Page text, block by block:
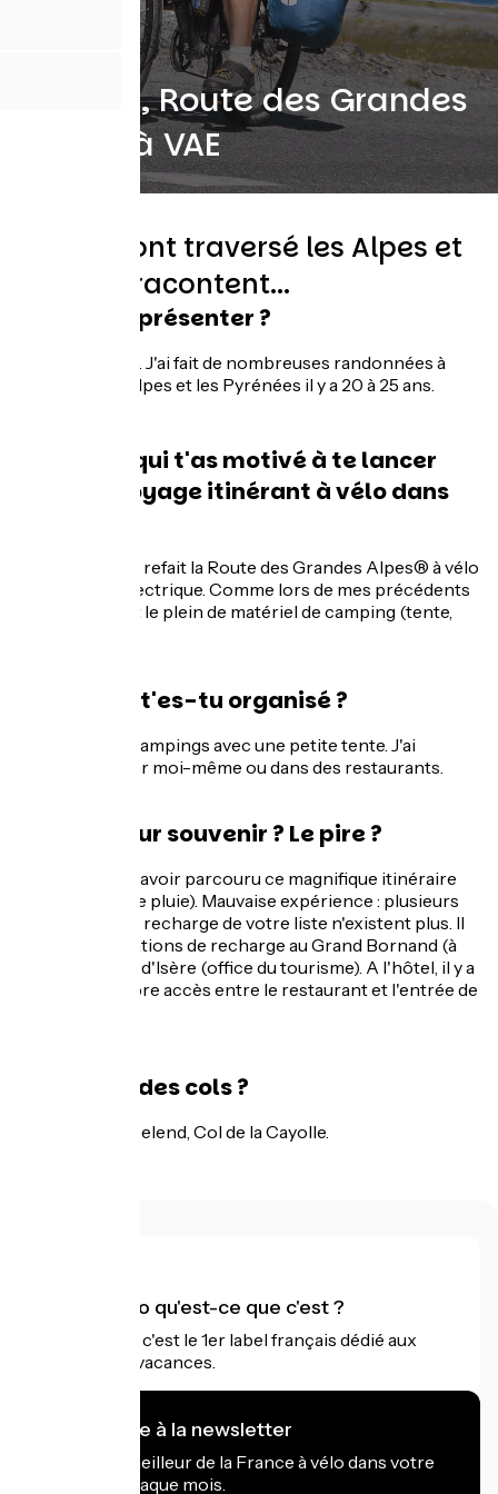
Manuel, Route des Grandes
Alpes® à VAE
Elles-ils ont traversé les Alpes et
elles-ils racontent...
Peux tu te présenter ?
Manuel, 67 ans. J'ai fait de nombreuses randonnées à
vélo dans les Alpes et les Pyrénées il y a 20 à 25 ans.
Qu’est ce qui t'as motivé à te lancer
dans un voyage itinérant à vélo dans
Maintenant, j'ai refait la Route des Grandes Alpes® à vélo
à assistance électrique. Comme lors de mes précédents
voyages, j'ai fait le plein de matériel de camping (tente,
Comment t'es-tu organisé ?
Nuit dans des campings avec une petite tente. J'ai
préparé le dîner moi-même ou dans des restaurants.
Ton meilleur souvenir ? Le pire ?
L'expérience d'avoir parcouru ce magnifique itinéraire
(sans un jour de pluie). Mauvaise expérience : plusieurs
des stations de recharge de votre liste n'existent plus. Il
n'y a plus de stations de recharge au Grand Bornand (à
l'hôtel) et à Val d'Isère (office du tourisme). A l'hôtel, il y a
une prise en libre accès entre le restaurant et l'entrée de
Ton tiercé des cols ?
Cormet de Roselend, Col de la Cayolle.
Accueil Vélo qu'est-ce que c'est ?
Accueil Vélo c'est le 1er label français dédié aux
cyclistes en vacances.
Je m'abonne à la newsletter
Recevez le meilleur de la France à vélo dans votre
boîte mail chaque mois.